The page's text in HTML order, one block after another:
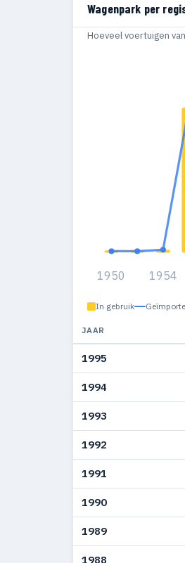
Wagenpark per
Hoeveel voertuigen
1950 1954
In gebruik
JAAR
1995
1994
1993
1992
1991
1990
1989
1988